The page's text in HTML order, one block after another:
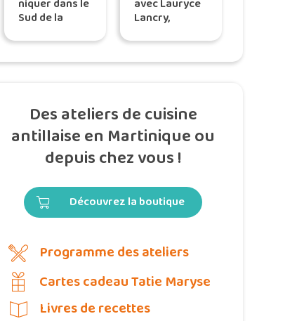
niquer dans le
Sud de la
avec Lauryce
Lancry,
du restaurant
Le Wild à Fort-
Des ateliers de cuisine
antillaise en Martinique ou
depuis chez vous !
Découvrez la boutique
Programme des ateliers
Cartes cadeau Tatie Maryse
Livres de recettes